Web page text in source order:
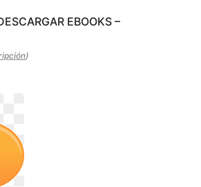
EBOOKS –
)